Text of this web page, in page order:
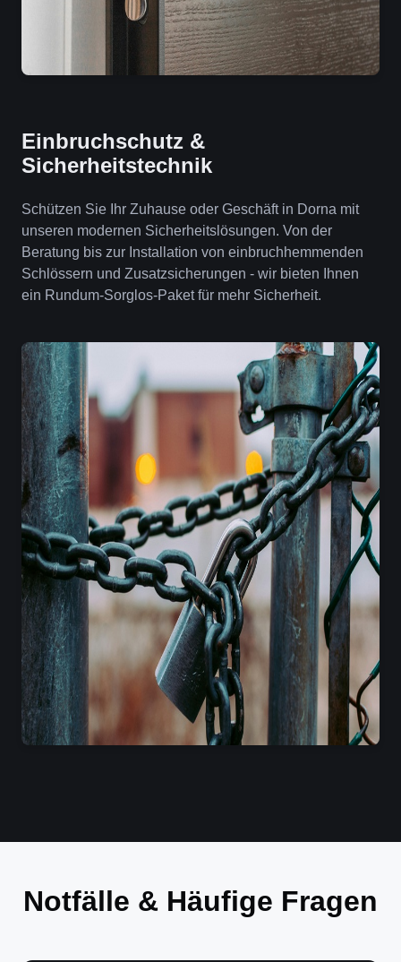
Einbruchschutz &
Sicherheitstechnik
Schützen Sie Ihr Zuhause oder Geschäft in Dorna mit
unseren modernen Sicherheitslösungen. Von der
Beratung bis zur Installation von einbruchhemmenden
Schlössern und Zusatzsicherungen - wir bieten Ihnen
ein Rundum-Sorglos-Paket für mehr Sicherheit.
Notfälle & Häufige Fragen